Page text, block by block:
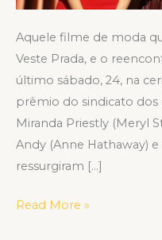
Aquele filme de moda
Veste Prada, e o
último sábado, 24, na
prêmio do sindicato dos
Miranda Priestly (Meryl
Andy (Anne Hathaway)
ressurgiram […]
Read More »